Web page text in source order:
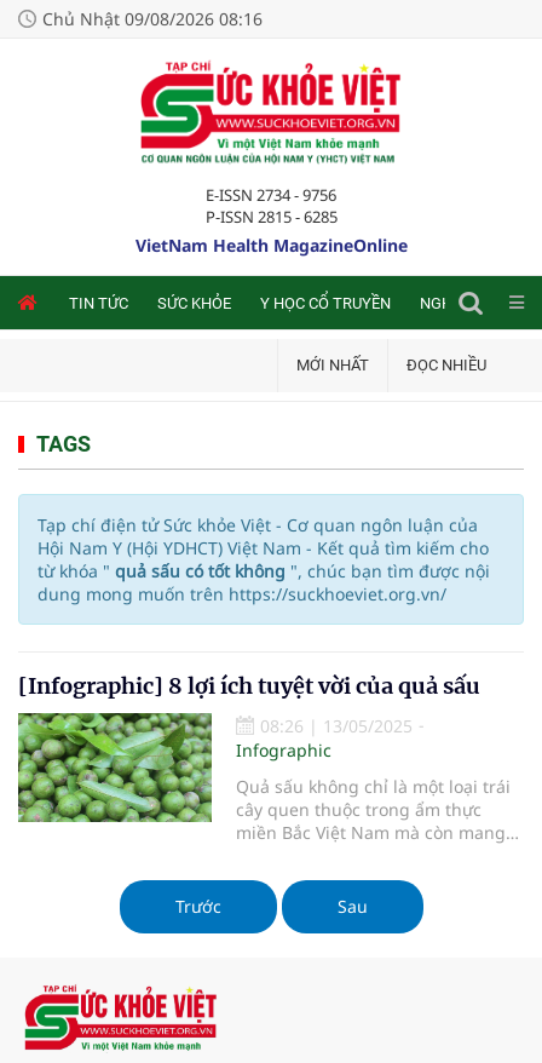
Chủ Nhật 09/08/2026 08:16
E-ISSN 2734 - 9756
P-ISSN 2815 - 6285
VietNam Health MagazineOnline
TIN TỨC SỨC KHỎE Y HỌC CỔ TRUYỀN NGHIÊN CỨU
MỚI NHẤT ĐỌC NHIỀU
TAGS
Tạp chí điện tử Sức khỏe Việt - Cơ quan ngôn luận của
Hội Nam Y (Hội YDHCT) Việt Nam - Kết quả tìm kiếm cho
từ khóa " quả sấu có tốt không ", chúc bạn tìm được nội
dung mong muốn trên https://suckhoeviet.org.vn/
[Infographic] 8 lợi ích tuyệt vời của quả sấu
08:26 | 13/05/2025
Infographic
Quả sấu không chỉ là một loại trái
cây quen thuộc trong ẩm thực
miền Bắc Việt Nam mà còn mang
Trước Sau